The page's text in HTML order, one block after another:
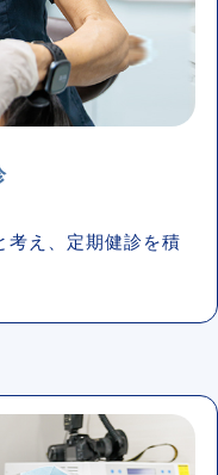
考え、定期健診を積